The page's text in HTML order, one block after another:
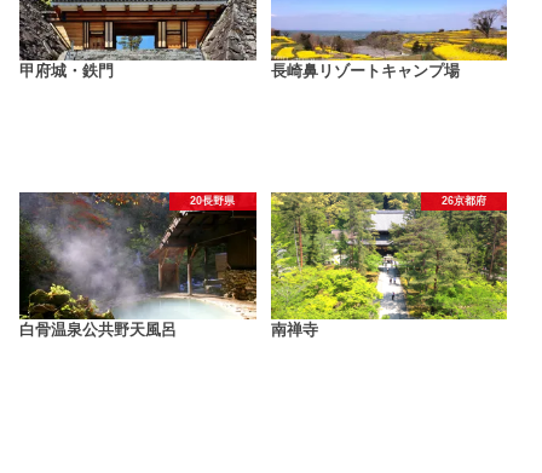
甲府城・鉄門 長崎鼻リゾートキャンプ場
20長野県
白骨温泉公共野天風呂
26京都府
南禅寺